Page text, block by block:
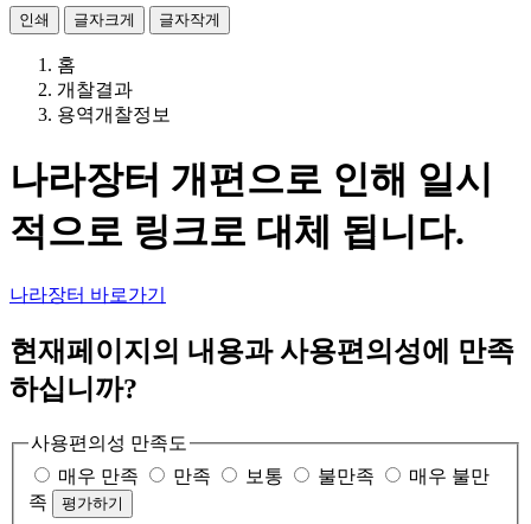
인쇄 글자크게 글자작게
홈
개찰결과
용역개찰정보
나라장터 개편으로 인해 일시
적으로 링크로 대체 됩니다.
나라장터 바로가기
현재페이지의 내용과 사용편의성에 만족
하십니까?
사용편의성 만족도
매우 만족
만족 보통 불만족
매우 불만
족